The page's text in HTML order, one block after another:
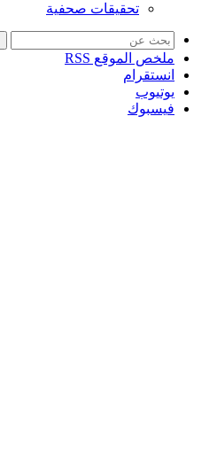
تحقيقات صحفية
ملخص الموقع RSS
انستقرام
يوتيوب
فيسبوك